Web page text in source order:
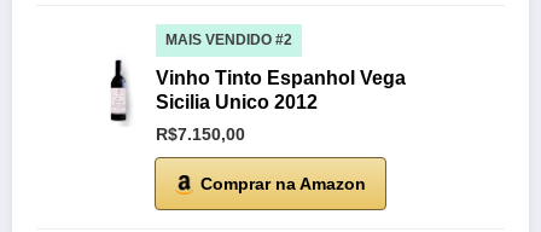
MAIS VENDIDO #2
Vinho Tinto Espanhol Vega
Sicilia Unico 2012
R$7.150,00
Comprar na Amazon